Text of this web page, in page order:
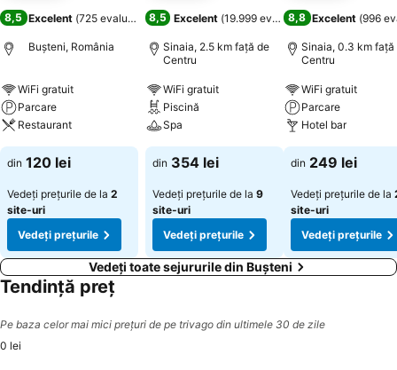
8,5 Excelent (725 evaluări
Buşteni, România
WiFi gratuit
Parcare
Restaurant
din 120 lei
Vedeți prețurile de la 2
site-uri
Vedeți prețurile
8,5 Excelent (19.999 evaluări)
Sinaia, 2.5 km faţă de
Centru
WiFi gratuit
Piscină
Spa
din 354 lei
Vedeți prețurile de la 9
site-uri
Vedeți prețurile
8,8 Excelent (996
Sinaia, 0.3 km faţă
Centru
WiFi gratuit
Parcare
Hotel bar
din 249 lei
Vedeți prețurile de la
site-uri
Vedeți prețurile
Vedeți toate sejururile din Buşteni
Tendință preț
Pe baza celor mai mici prețuri de pe trivago din ultimele 30 de zile
0 lei